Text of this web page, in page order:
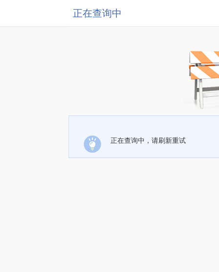
正在查询中
正在查询中，请刷新重试